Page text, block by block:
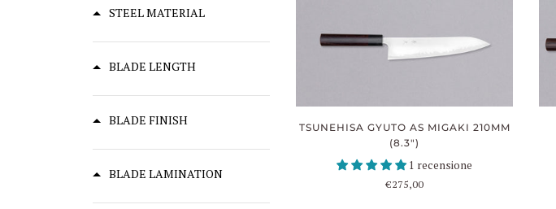
STEEL MATERIAL
BLADE LENGTH
BLADE FINISH
BLADE LAMINATION
TSUNEHISA GYUTO AS MIGAKI 210MM
(8.3")
1 recensione
€275,00